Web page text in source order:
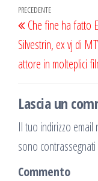
Navigazione
articoli
Articolo
precedente
PRECEDENTE
Che fine ha fatto
Silvestrin, ex vj di
attore in molteplici
Lascia un
Il tuo indirizzo
sono contrassegnati
Commento